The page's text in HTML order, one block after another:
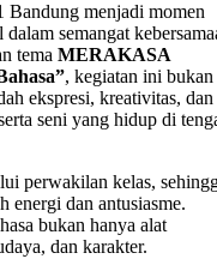
menjadi momen
semangat
tema MERAKASA
, kegiatan ini bukan
ekspresi, kreativitas, dan
seni yang hidup di
perwakilan kelas,
energi dan antusiasme.
bukan hanya alat
dan karakter.